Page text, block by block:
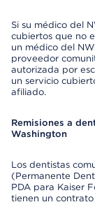
Si su médico del
cubiertos que no
un médico del
proveedor
autorizada por
un servicio
afiliado.
Remisiones a
Washington
Los dentistas
(Permanente
PDA para Kaiser
tienen un contrato